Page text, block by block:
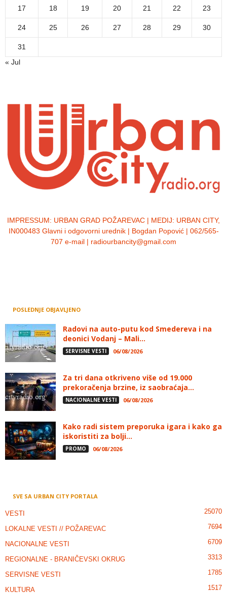
17 18 19 20 21 22 23
24 25 26 27 28 29 30
31
« Jul
IMPRESSUM: URBAN GRAD POŽAREVAC | MEDIJ: URBAN CITY,
IN000483 Glavni i odgovorni urednik | Bogdan Popović | 062/565-
707 e-mail | radiourbancity@gmail.com
POSLEDNJE OBJAVLJENO
Radovi na auto-putu kod Smedereva i na
deonici Vodanj – Mali...
SERVISNE VESTI 06/08/2026
Za tri dana otkriveno više od 19.000
prekoračenja brzine, iz saobraćaja...
NACIONALNE VESTI 06/08/2026
Kako radi sistem preporuka igara i kako ga
iskoristiti za bolji...
PROMO 06/08/2026
SVE SA URBAN CITY PORTALA
VESTI 25070
LOKALNE VESTI // POŽAREVAC 7694
NACIONALNE VESTI 6709
REGIONALNE - BRANIČEVSKI OKRUG 3313
SERVISNE VESTI 1785
KULTURA 1517